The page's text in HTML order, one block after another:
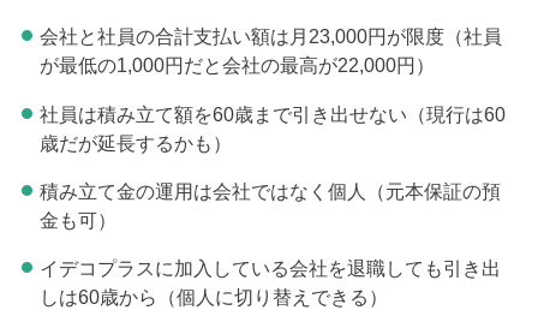
会社と社員の合計支払い額は月23,000円が限度（社員
が最低の1,000円だと会社の最高が22,000円）
社員は積み立て額を60歳まで引き出せない（現行は60
歳だが延長するかも）
積み立て金の運用は会社ではなく個人（元本保証の預
金も可）
イデコプラスに加入している会社を退職しても引き出
しは60歳から（個人に切り替えできる）